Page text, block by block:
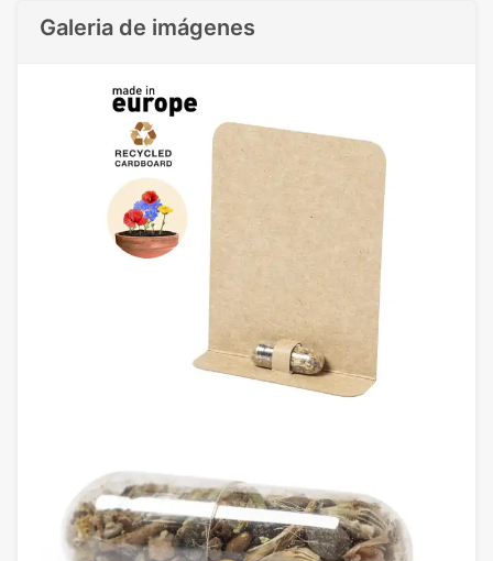
Galeria de imágenes